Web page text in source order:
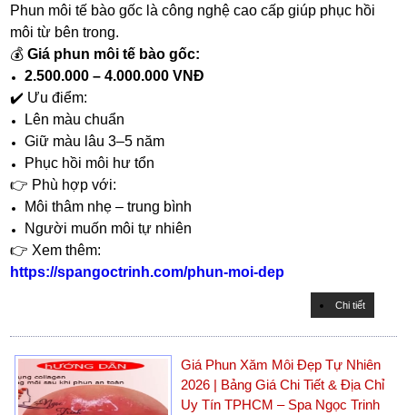
Phun môi tế bào gốc là công nghệ cao cấp giúp phục hồi
môi từ bên trong.
💰Giá phun môi tế bào gốc:
2.500.000 – 4.000.000 VNĐ
✔️ Ưu điểm:
Lên màu chuẩn
Giữ màu lâu 3–5 năm
Phục hồi môi hư tổn
👉 Phù hợp với:
Môi thâm nhẹ – trung bình
Người muốn môi tự nhiên
👉 Xem thêm:
https://spangoctrinh.com/phun-moi-dep
Chi tiết
Giá Phun Xăm Môi Đẹp Tự Nhiên
2026 | Bảng Giá Chi Tiết & Địa Chỉ
Uy Tín TPHCM – Spa Ngọc Trinh